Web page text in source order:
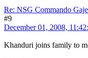
Re: NSG Commando
#9
December 01, 2008,
Khanduri joins family to